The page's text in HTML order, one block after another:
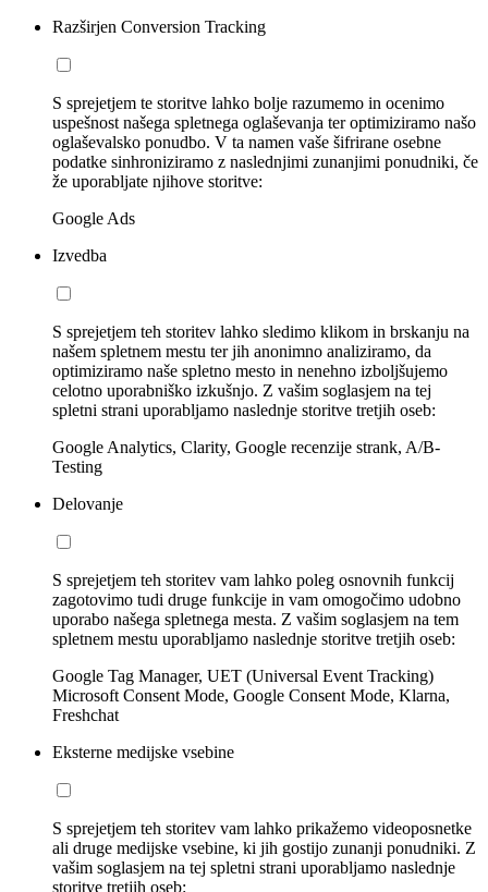
Razširjen Conversion Tracking
S sprejetjem te storitve lahko bolje razumemo in ocenimo
uspešnost našega spletnega oglaševanja ter optimiziramo našo
oglaševalsko ponudbo. V ta namen vaše šifrirane osebne
podatke sinhroniziramo z naslednjimi zunanjimi ponudniki, če
že uporabljate njihove storitve:
Google Ads
Izvedba
S sprejetjem teh storitev lahko sledimo klikom in brskanju na
našem spletnem mestu ter jih anonimno analiziramo, da
optimiziramo naše spletno mesto in nenehno izboljšujemo
celotno uporabniško izkušnjo. Z vašim soglasjem na tej
spletni strani uporabljamo naslednje storitve tretjih oseb:
Google Analytics, Clarity, Google recenzije strank, A/B-
Testing
Delovanje
S sprejetjem teh storitev vam lahko poleg osnovnih funkcij
zagotovimo tudi druge funkcije in vam omogočimo udobno
uporabo našega spletnega mesta. Z vašim soglasjem na tem
spletnem mestu uporabljamo naslednje storitve tretjih oseb:
Google Tag Manager, UET (Universal Event Tracking)
Microsoft Consent Mode, Google Consent Mode, Klarna,
Freshchat
Eksterne medijske vsebine
S sprejetjem teh storitev vam lahko prikažemo videoposnetke
ali druge medijske vsebine, ki jih gostijo zunanji ponudniki. Z
vašim soglasjem na tej spletni strani uporabljamo naslednje
storitve tretjih oseb: